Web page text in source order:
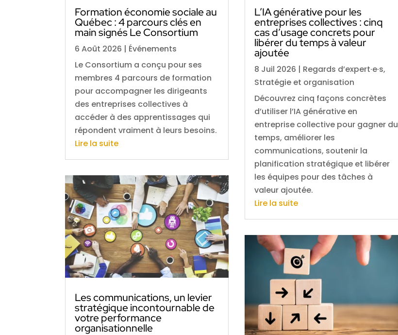
Formation économie sociale au
Québec : 4 parcours clés en
main signés Le Consortium
6 Août 2026 | Événements
Le Consortium a conçu pour ses
membres 4 parcours de formation
pour accompagner les dirigeants
des entreprises collectives à
accéder à des apprentissages qui
répondent vraiment à leurs besoins.
Lire la suite
Les communications, un levier
stratégique incontournable de
votre performance
organisationnelle
L’IA générative pour les
entreprises collectives : cinq
cas d’usage concrets pour
libérer du temps à valeur
ajoutée
8 Juil 2026 | Regards d’expert·e·s,
Stratégie et organisation
Découvrez cinq façons concrètes
d’utiliser l’IA générative en
entreprise collective pour gagner du
temps, améliorer les
communications, soutenir la
planification stratégique et libérer
les équipes pour des tâches à
valeur ajoutée.
Lire la suite